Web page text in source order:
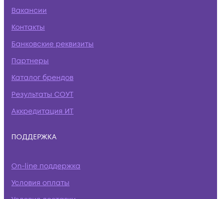
Вакансии
Контакты
Банковские реквизиты
Партнеры
Каталог брендов
Результаты СОУТ
Аккредитация ИТ
ПОДДЕРЖКА
On-line поддержка
Условия оплаты